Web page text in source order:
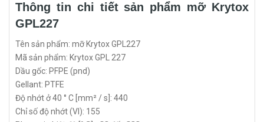
Thông tin chi tiết sản phẩm mỡ Krytox
GPL227
Tên sản phẩm: mỡ Krytox GPL227
Mã sản phẩm: Krytox GPL 227
Dầu gốc: PFPE (pnd)
Gellant: PTFE
Độ nhớt ở 40 ° C [mm² / s]: 440
Chỉ số độ nhớt (VI): 155